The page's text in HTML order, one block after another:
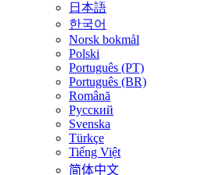
日本語
한국어
Norsk bokmål
Polski
Português (PT)
Português (BR)
Română
Русский
Svenska
Türkçe
Tiếng Việt
简体中文